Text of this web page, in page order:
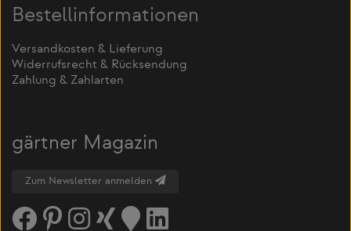
Bestellinformationen
Versandkosten & Lieferung
Widerrufsrecht & Rücksendung
Zahlung & Zahlarten
gärtner Magazin
Zum Newsletter anmelden